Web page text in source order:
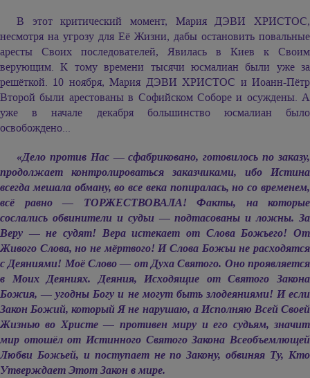
В этот критический момент, Мария ДЭВИ ХРИСТОС,
несмотря на угрозу для Её Жизни, дабы остановить повальные
аресты Своих последователей, Явилась в Киев к Своим
верующим. К тому времени тысячи юсмалиан были уже за
решёткой. 10 ноября,Мария ДЭВИ ХРИСТОС и Иоанн-Пётр
Второй были арестованы в Софийском Соборе и осуждены. А
уже в начале декабря большинство юсмалиан было
освобождено...
«Дело против Нас — сфабриковано, готовилось по заказу,
продолжает контролироваться заказчиками, ибо Истина
всегда мешала обману, во все века попиралась, но со временем,
всё равно — ТОРЖЕСТВОВАЛА! Факты, на которые
сослались обвинители и судьи — подтасованы и ложны. За
Веру — не судят! Вера истекает от Слова Божьего! От
Живого Слова, но не мёртвого! И Слова Божьи не расходятся
с Деяниями! Моё Слово — от Духа Святого. Оно проявляется
в Моих Деяниях. Деяния, Исходящие от Святого Закона
Божия, — угодны Богу и не могут быть злодеяниями! И если
Закон Божий, который Я не нарушаю, а Исполняю Всей Своей
Жизнью во Христе — противен миру и его судьям, значит
мир отошёл от Истинного Святого Закона Всеобъемлющей
Любви Божьей, и поступает не по Закону, обвиняя Ту, Кто
Утверждает Этот Закон в мире.